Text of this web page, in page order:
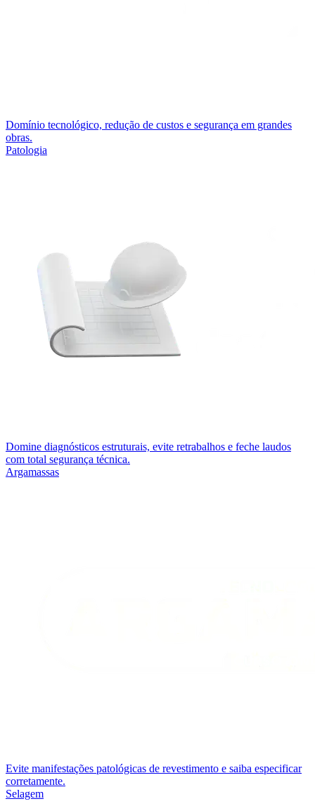
Domínio tecnológico, redução de custos e segurança em grandes
obras.
Patologia
Domine diagnósticos estruturais, evite retrabalhos e feche laudos
com total segurança técnica.
Argamassas
Evite manifestações patológicas de revestimento e saiba especificar
corretamente.
Selagem